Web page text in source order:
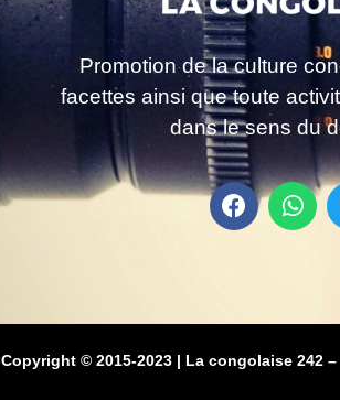
Promotion de la culture
facettes ainsi que toute
dans le sens du
Copyright © 2015-2023 | La congolaise 242